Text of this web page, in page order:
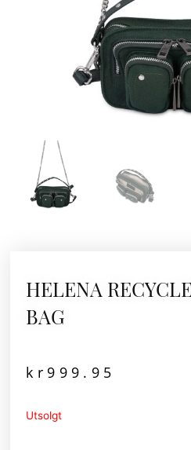
HELENA
BAG
kr 999.95
Utsolgt